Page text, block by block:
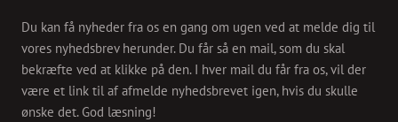
Du kan få nyheder fra os en gang om ugen ved at melde dig til
vores nyhedsbrev herunder. Du får så en mail, som du skal
bekræfte ved at klikke på den. I hver mail du får fra os, vil der
være et link til af afmelde nyhedsbrevet igen, hvis du skulle
ønske det. God læsning!